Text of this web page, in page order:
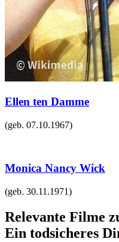
Ellen ten Damme
(geb. 07.10.1967)
Monica Nancy Wick
(geb. 30.11.1971)
Relevante Filme
Ein todsicheres